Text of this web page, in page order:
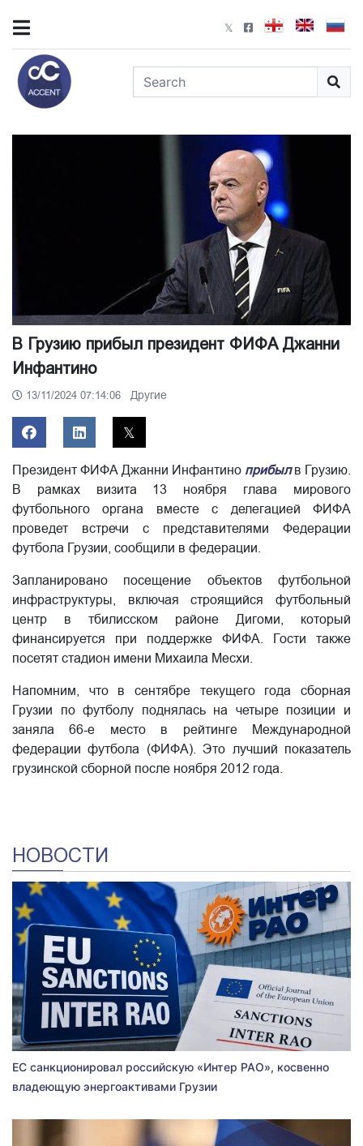
В Грузию прибыл президент ФИФА Джанни
Инфантино
13/11/2024 07:14:06 Другие
Президент ФИФА Джанни Инфантино прибылв Грузию.
В рамках визита 13 ноября глава мирового
футбольного органа вместе с делегацией ФИФА
проведет встречи с представителями Федерации
футбола Грузии, сообщили в федерации.
Запланировано посещение объектов футбольной
инфраструктуры, включая строящийся футбольный
центр в тбилисском районе Дигоми, который
финансируется при поддержке ФИФА. Гости также
посетят стадион имени Михаила Месхи.
Напомним, что в сентябре текущего года сборная
Грузии по футболу поднялась на четыре позиции и
заняла 66-е место в рейтинге Международной
федерации футбола (ФИФА). Это лучший показатель
грузинской сборной после ноября 2012 года.
НОВОСТИ
ЕС санкционировал российскую «Интер РАО», косвенно
владеющую энергоактивами Грузии